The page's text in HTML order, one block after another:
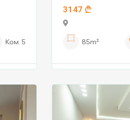
Ком. 5
Лиси
3147
85m²